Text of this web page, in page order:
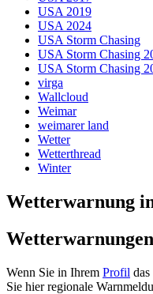
USA 2019
USA 2024
USA Storm Chasing
USA Storm Chasing
USA Storm Chasing
virga
Wallcloud
Weimar
weimarer land
Wetter
Wetterthread
Winter
Wetterwarnung
Wenn Sie in Ihrem Profil
Sie hier regionale